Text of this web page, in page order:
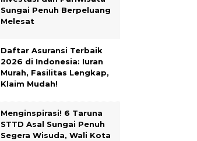
Sungai Penuh Berpeluang
Melesat
Daftar Asuransi Terbaik
2026 di Indonesia: Iuran
Murah, Fasilitas Lengkap,
Klaim Mudah!
Menginspirasi! 6 Taruna
STTD Asal Sungai Penuh
Segera Wisuda, Wali Kota